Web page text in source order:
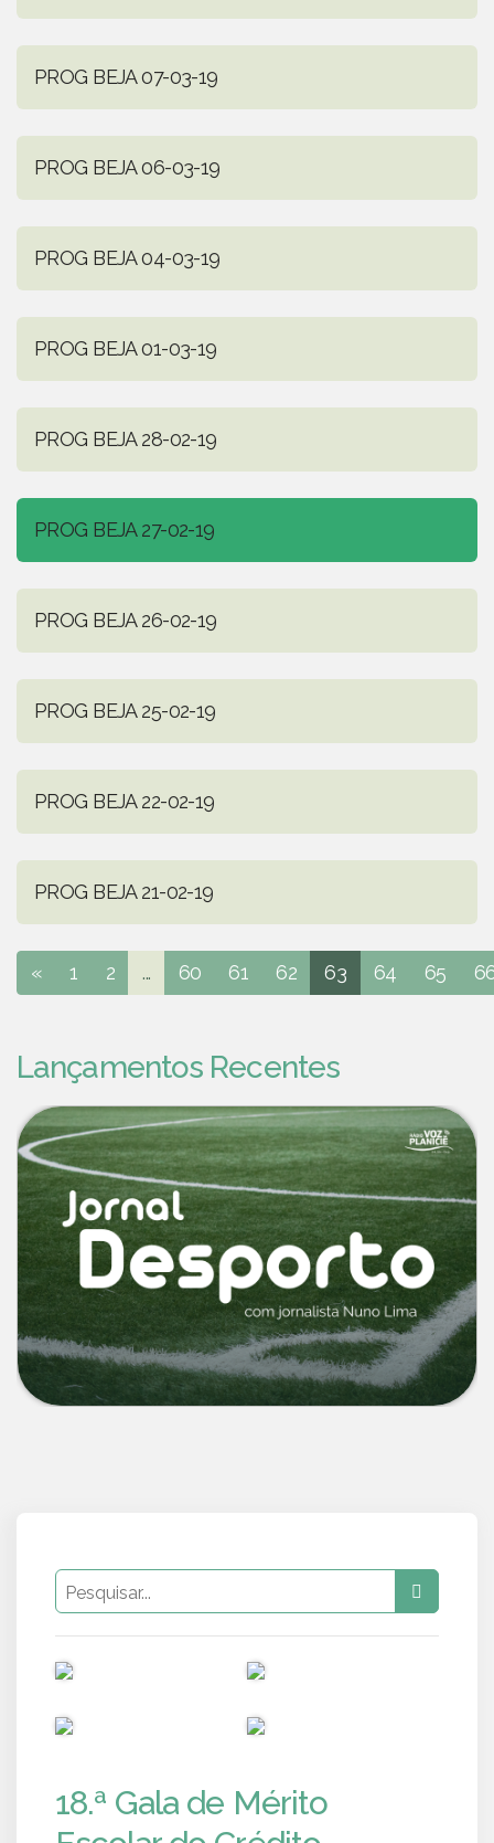
PROG BEJA 07-03-19
PROG BEJA 06-03-19
PROG BEJA 04-03-19
PROG BEJA 01-03-19
PROG BEJA 28-02-19
PROG BEJA 27-02-19
PROG BEJA 26-02-19
PROG BEJA 25-02-19
PROG BEJA 22-02-19
PROG BEJA 21-02-19
« 1 2 ... 60 61 62 63 64 65
Lançamentos Recentes
18.ª Gala de Mérito